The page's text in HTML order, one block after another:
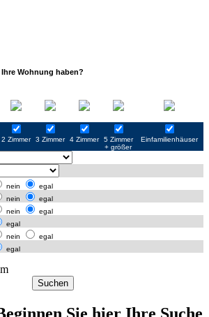
Wohnung haben?
2 Zimmer 3 Zimmer 4 Zimmer
5 Zimmer
+ größer
Einfamilienhäuser
nein
egal
nein
egal
nein
egal
egal
nein
egal
egal
Sie hier Ihre Suche